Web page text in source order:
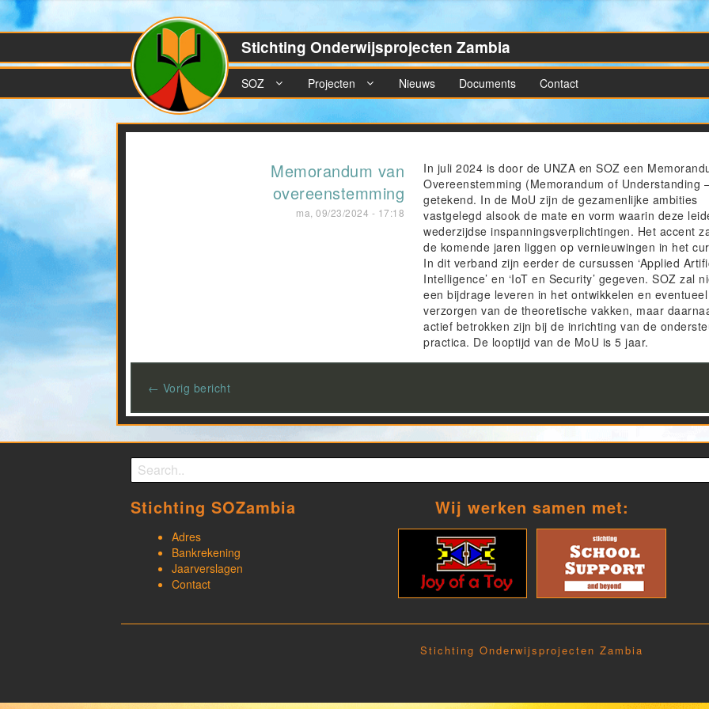
Stichting Onderwijsprojecten Zambia
SOZ Projecten Nieuws Documents Contact
Memorandum van
overeenstemming
ma, 09/23/2024 - 17:18
In juli 2024 is door de UNZA en SOZ een
Overeenstemming (Memorandum of Understanding
getekend. In de MoU zijn de gezamenlijke ambities
vastgelegd alsook de mate en vorm waarin deze
wederzijdse inspanningsverplichtingen. Het accent
de komende jaren liggen op vernieuwingen in het
In dit verband zijn eerder de cursussen ‘Applied
Intelligence’ en ‘IoT en Security’ gegeven. SOZ zal
een bijdrage leveren in het ontwikkelen en
verzorgen van de theoretische vakken, maar
actief betrokken zijn bij de inrichting van de
practica. De looptijd van de MoU is 5 jaar.
← Vorig bericht
Search form
Search
Stichting SOZambia
Adres
Bankrekening
Jaarverslagen
Contact
Wij werken samen met:
Stichting Onderwijsprojecten Zambia